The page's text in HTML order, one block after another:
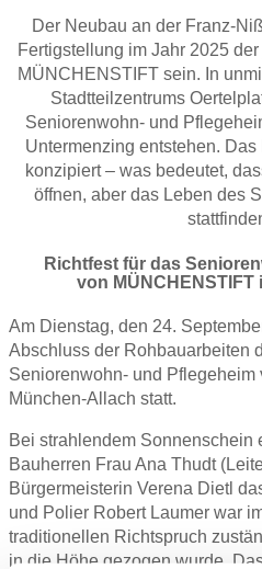
Der Neubau an der Franz-
Fertigstellung im Jahr 2025
MÜNCHENSTIFT sein. In
Stadtteilzentrums
Seniorenwohn- und
Untermenzing entstehen.
konzipiert – was bedeutet,
öffnen, aber das Leben des
Richtfest für das
von MÜNCHENSTIFT
Am Dienstag, den 24.
Abschluss der Rohbauarbeiten
Seniorenwohn- und
München-Allach statt.
Bei strahlendem Sonnenschein
Bauherren Frau Ana Thudt
Bürgermeisterin Verena Dietl
und Polier Robert Laumer war
traditionellen Richtspruch
in die Höhe gezogen wurde.